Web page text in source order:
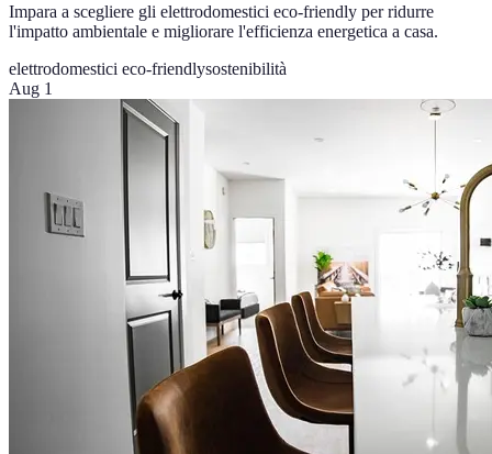
Impara a scegliere gli elettrodomestici eco-friendly per ridurre
l'impatto ambientale e migliorare l'efficienza energetica a casa.
elettrodomestici eco-friendlysostenibilità
Aug 1